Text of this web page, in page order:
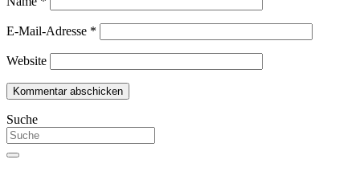
E-Mail-Adresse *
Website
Suche